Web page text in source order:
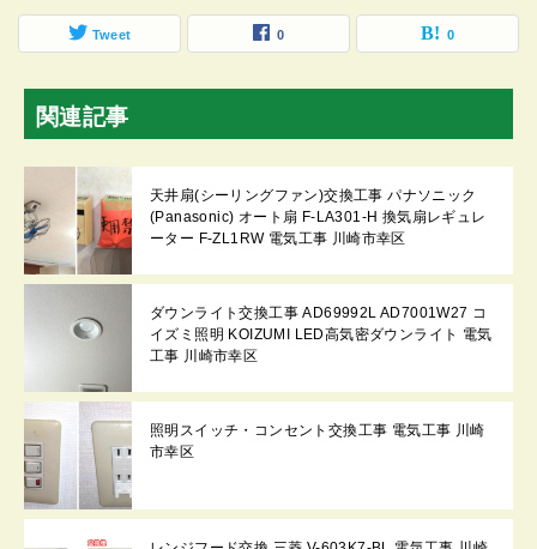
Tweet 0 0
関連記事
天井扇(シーリングファン)交換工事 パナソニック
(Panasonic) オート扇 F-LA301-H 換気扇レギュレ
ーター F-ZL1RW 電気工事 川崎市幸区
ダウンライト交換工事 AD69992L AD7001W27 コ
イズミ照明 KOIZUMI LED高気密ダウンライト 電気
工事 川崎市幸区
照明スイッチ・コンセント交換工事 電気工事 川崎
市幸区